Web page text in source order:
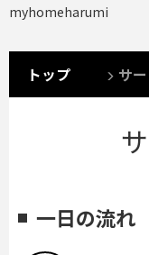
myhomeharumi
トップ サ
一日の流れ